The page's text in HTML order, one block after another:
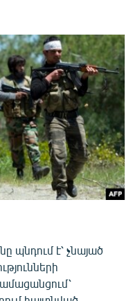
պնդում է՝ չնայած